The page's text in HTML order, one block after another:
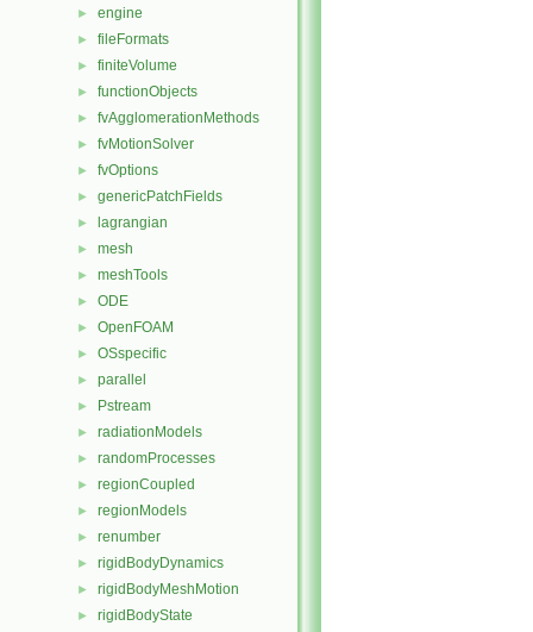
► engine
► fileFormats
► finiteVolume
► functionObjects
► fvAgglomerationMethods
► fvMotionSolver
► fvOptions
► genericPatchFields
► lagrangian
► mesh
► meshTools
► ODE
► OpenFOAM
► OSspecific
► parallel
► Pstream
► radiationModels
► randomProcesses
► regionCoupled
► regionModels
► renumber
► rigidBodyDynamics
► rigidBodyMeshMotion
► rigidBodyState